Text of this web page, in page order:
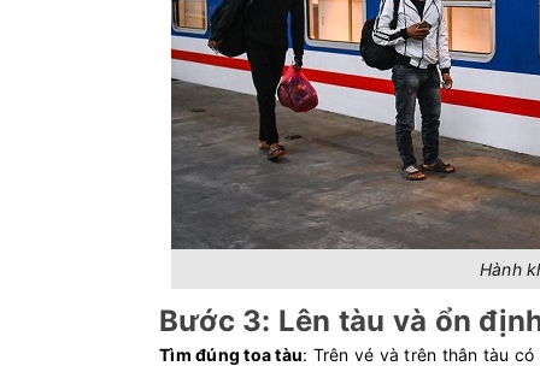
Hành
Bước 3: Lên tàu và ổn
Tìm đúng toa tàu: Trên vé và trên thân tàu